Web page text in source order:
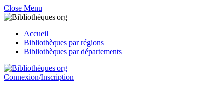
Close Menu
Accueil
Bibliothèques par régions
Bibliothèques par départements
Connexion/Inscription